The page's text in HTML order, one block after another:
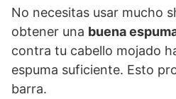
No necesitas usar mucho
obtener una buena
contra tu cabello mojado
espuma suficiente. Esto
barra.